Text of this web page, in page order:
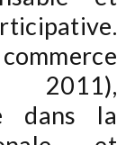
2011),
dans la